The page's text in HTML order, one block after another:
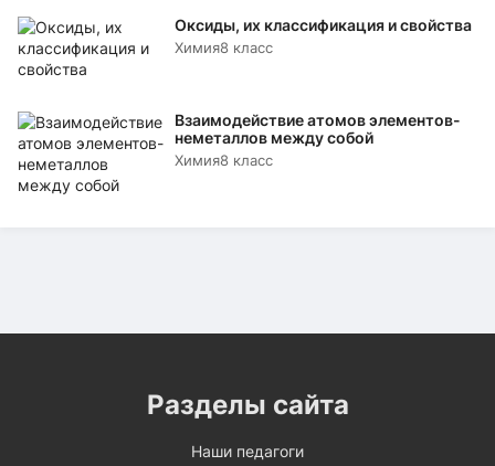
Оксиды, их классификация и свойства
Химия8 класс
Взаимодействие атомов элементов-
неметаллов между собой
Химия8 класс
Разделы сайта
Наши педагоги